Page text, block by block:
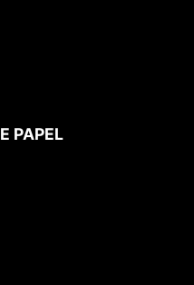
PAPEL